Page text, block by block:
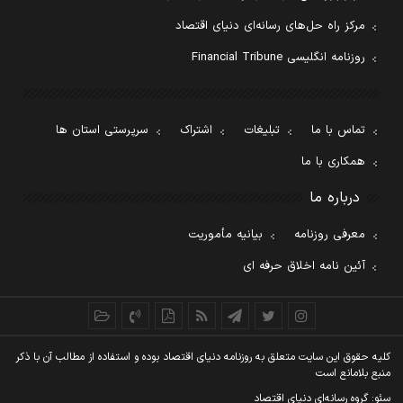
مرکز راه حل‌های رسانه‌ای دنیای اقتصاد
روزنامه انگلیسی Financial Tribune
تماس با ما تبلیغات اشتراک
سرپرستی استان ها
همکاری با ما
درباره ما
معرفی روزنامه
بیانیه مأموریت
آئین نامه اخلاق حرفه ای
کليه حقوق اين سايت متعلق به روزنامه دنيای اقتصاد بوده و استفاده از مطالب آن با ذکر
منبع بلامانع است
سئو: گروه رسانه‌ای دنیای اقتصاد